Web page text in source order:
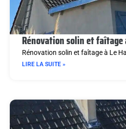
Rénovation solin et faîtage
Rénovation solin et faîtage à Le
LIRE LA SUITE »